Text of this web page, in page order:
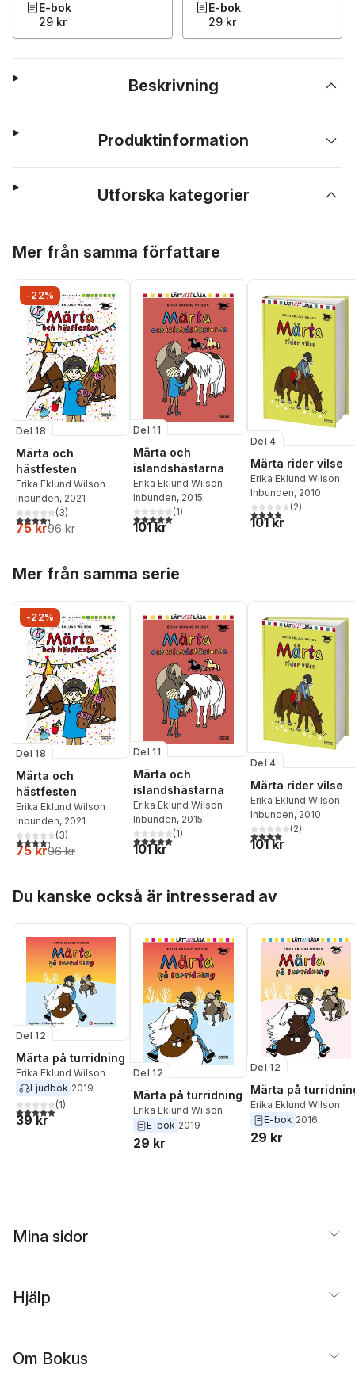
E-bok
29 kr
E-bok
29 kr
Beskrivning
Produktinformation
Utforska kategorier
Mer från samma författare
-22%
Del 18
Märta och
hästfesten
Erika Eklund Wilson
Inbunden, 2021
4,3utav 5 stjärnor. Totalt antal röster:
(3)
75 kr96 kr
Del 11
Märta och
islandshästarna
Erika Eklund Wilson
Inbunden, 2015
5,0utav 5 stjärnor. Totalt antal röster:
(1)
101 kr
Del 4
Märta rider vilse
Erika Eklund Wilson
Inbunden, 2010
4,0utav 5 stjärnor.
(2)
101 kr
Mer från samma serie
-22%
Del 18
Märta och
hästfesten
Erika Eklund Wilson
Inbunden, 2021
4,3utav 5 stjärnor. Totalt antal röster:
(3)
75 kr96 kr
Del 11
Märta och
islandshästarna
Erika Eklund Wilson
Inbunden, 2015
5,0utav 5 stjärnor. Totalt antal röster:
(1)
101 kr
Del 4
Märta rider vilse
Erika Eklund Wilson
Inbunden, 2010
4,0utav 5 stjärnor.
(2)
101 kr
Du kanske också är intresserad av
Del 12
Märta på turridning
Erika Eklund Wilson
Ljudbok 2019
5,0utav 5 stjärnor. Totalt antal röster:
(1)
39 kr
Del 12
Märta på turridning
Erika Eklund Wilson
E-bok 2019
29 kr
Del 12
Märta på
Erika Eklund Wilson
E-bok 2016
29 kr
Mina sidor
Hjälp
Om Bokus